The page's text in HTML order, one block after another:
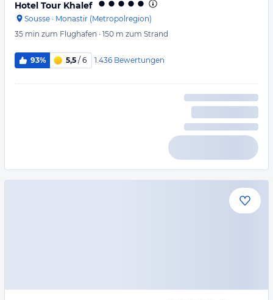
Hotel Tour Khalef
Sousse · Monastir (Metropolregion)
35 min zum Flughafen · 150 m zum Strand
93% 5,5 / 6 1.436 Bewertungen